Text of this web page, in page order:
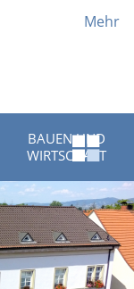
Mehr
BAUEN UND
WIRTSCHAFT
Menü
öffnen